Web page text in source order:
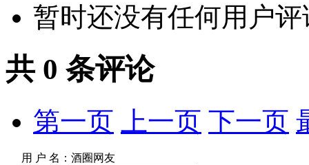
暂时还没有任何用户评
共 0 条评论
第一页 上一页 下一页
用 户 名： 酒圈网友